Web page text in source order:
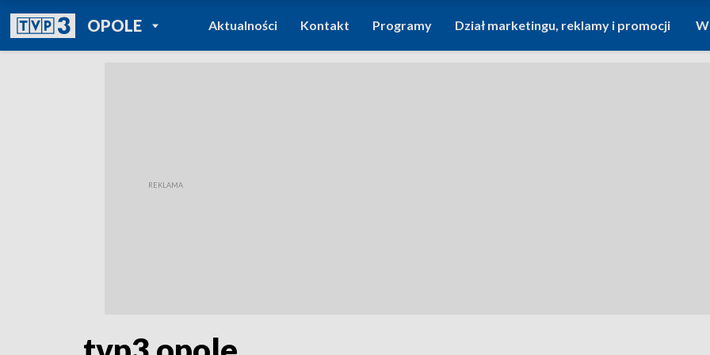
OPOLEPOWRÓT DO
TVP REGIONY
Aktualności Kontakt Programy Dział marketingu, reklamy i promocji